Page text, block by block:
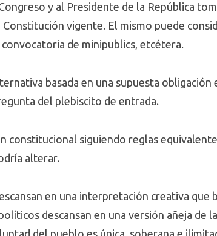
y al Presidente de la República
vigente. El mismo puede
de minipublics, etcétera.
basada en una supuesta obligación
del plebiscito de entrada.
constitucional siguiendo reglas
alterar.
en una interpretación creativa
descansan en una versión añeja de
del pueblo es única, soberana e